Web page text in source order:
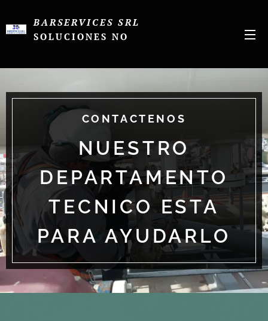
BARSERVICES SRL
SOLUCIONES NO
CONVENCIONALES
CONTACTENOS
NUESTRO
DEPARTAMENTO
TECNICO ESTA
PARA AYUDARLO